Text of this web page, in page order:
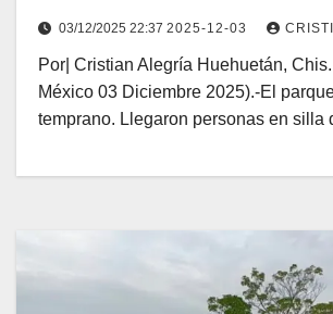
de Amor
03/12/2025 22:37 2025-12-03
Por| Cristian Alegría Huehuetán,
México 03 Diciembre 2025).-El
temprano. Llegaron personas en silla